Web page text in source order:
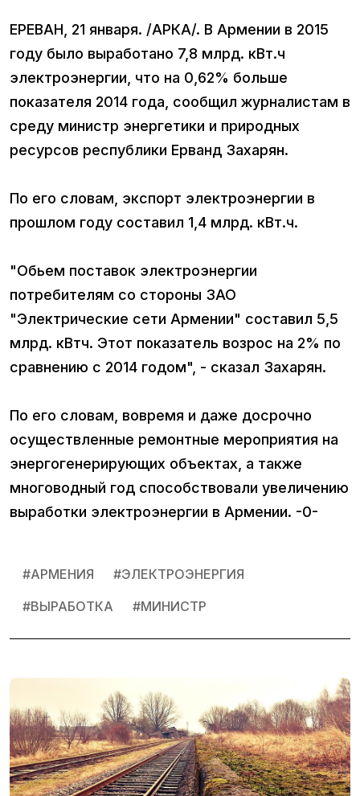
ЕРЕВАН, 21 января. /АРКА/. В Армении в 2015
году было выработано 7,8 млрд. кВт.ч
электроэнергии, что на 0,62% больше
показателя 2014 года, сообщил журналистам в
среду министр энергетики и природных
ресурсов республики Ерванд Захарян.
По его словам, экспорт электроэнергии в
прошлом году составил 1,4 млрд. кВт.ч.
"Обьем поставок электроэнергии
потребителям со стороны ЗАО
"Электрические сети Армении" составил 5,5
млрд. кВтч. Этот показатель возрос на 2% по
сравнению с 2014 годом", - сказал Захарян.
По его словам, вовремя и даже досрочно
осуществленные ремонтные мероприятия на
энергогенерирующих объектах, а также
многоводный год способствовали увеличению
выработки электроэнергии в Армении. -0-
#АРМЕНИЯ #ЭЛЕКТРОЭНЕРГИЯ
#ВЫРАБОТКА #МИНИСТР